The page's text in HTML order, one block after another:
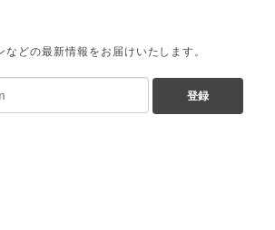
どの最新情報をお届けいたします。
登録